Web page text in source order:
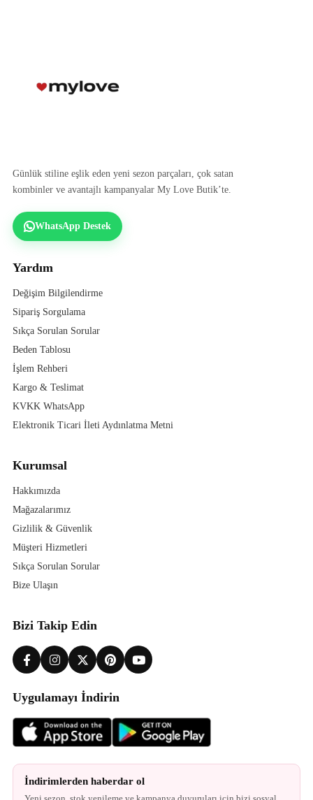
Günlük stiline eşlik eden yeni sezon parçaları, çok satan
kombinler ve avantajlı kampanyalar My Love Butik’te.
WhatsApp Destek
Yardım
Değişim Bilgilendirme
Sipariş Sorgulama
Sıkça Sorulan Sorular
Beden Tablosu
İşlem Rehberi
Kargo & Teslimat
KVKK WhatsApp
Elektronik Ticari İleti Aydınlatma Metni
Kurumsal
Hakkımızda
Mağazalarımız
Gizlilik & Güvenlik
Müşteri Hizmetleri
Sıkça Sorulan Sorular
Bize Ulaşın
Bizi Takip Edin
Uygulamayı İndirin
İndirimlerden haberdar ol